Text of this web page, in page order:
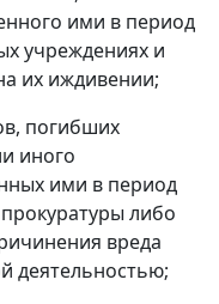
ими в период
учреждениях и
их иждивении;
погибших
иного
ими в период
либо
вреда
деятельностью;